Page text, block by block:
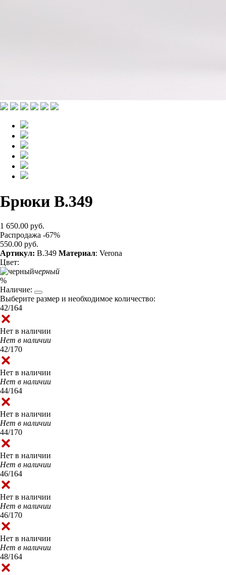
Брюки B.349
1 650.00 руб.
Распродажа -67%
550.00 руб.
Артикул: B.349 Материал: Verona
Цвет:
черный
%
Наличие:
Выберите размер и необходимое количество:
42/164
Нет в наличии
Нет в наличии
42/170
Нет в наличии
Нет в наличии
44/164
Нет в наличии
Нет в наличии
44/170
Нет в наличии
Нет в наличии
46/164
Нет в наличии
Нет в наличии
46/170
Нет в наличии
Нет в наличии
48/164